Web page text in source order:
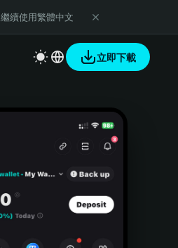
繼續使用繁體中文
立即下載